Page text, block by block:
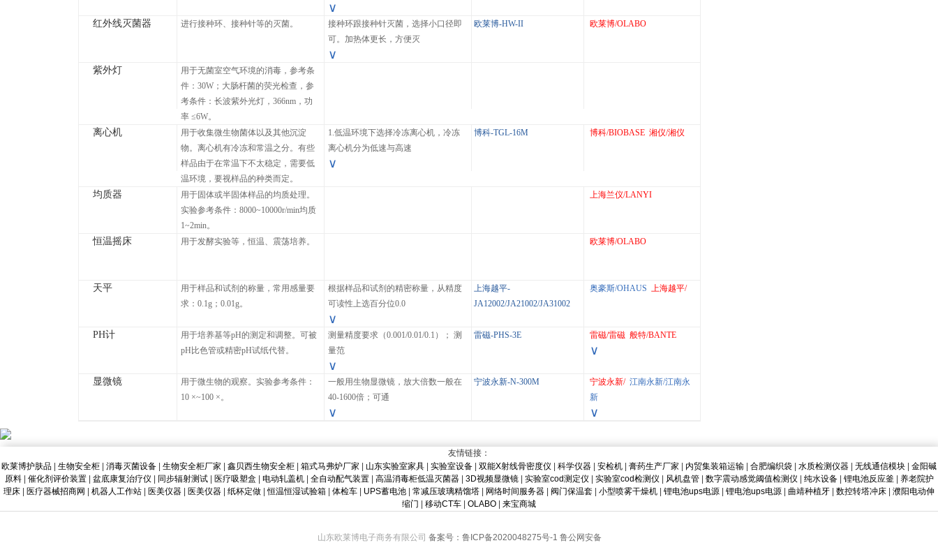
∨
红外线灭菌器 进行接种环、接种针等的灭菌。
接种环跟接种针灭菌，选择小口径即
可。加热体更长，方便灭
∨
欧莱博-HW-II 欧莱博/OLABO
紫外灯
用于无菌室空气环境的消毒，参考条
件：30W；大肠杆菌的荧光检查，参
考条件：长波紫外光灯，366nm，功
率 ≤6W。
离心机
用于收集微生物菌体以及其他沉淀
物。离心机有冷冻和常温之分。有些
样品由于在常温下不太稳定，需要低
温环境，要视样品的种类而定。
1.低温环境下选择冷冻离心机，冷冻
离心机分为低速与高速
∨
博科-TGL-16M 博科/BIOBASE 湘仪/湘仪
均质器
用于固体或半固体样品的均质处理。
实验参考条件：8000~10000r/min均质
1~2min。
上海兰仪/LANYI
恒温摇床 用于发酵实验等，恒温、震荡培养。 欧莱博/OLABO
天平
用于样品和试剂的称量，常用感量要
求：0.1g；0.01g。
根据样品和试剂的精密称量，从精度
可读性上选百分位0.0
∨
上海越平-
JA12002/JA21002/JA31002
奥豪斯/OHAUS 上海越平/
PH计
用于培养基等pH的测定和调整。可被
pH比色管或精密pH试纸代替。
测量精度要求（0.001/0.01/0.1）； 测
量范
∨
雷磁-PHS-3E 雷磁/雷磁 般特/BANTE
∨
显微镜
用于微生物的观察。实验参考条件：
10 ×~100 ×。
一般用生物显微镜，放大倍数一般在
40-1600倍；可通
∨
宁波永新-N-300M 宁波永新/ 江南永新/江南永
新
∨
友情链接：
欧莱博护肤品
生物安全柜 消毒灭菌设备 生物安全柜厂家 鑫贝西生物安全柜 箱式马弗炉厂家 山东实验室家具 实验室设备 双能X射线骨密度仪 科学仪器 安检机 膏药生产厂家 内贸集装箱运输 合肥编织袋 水质检测仪器 无线通信模块
金阳碱
原料
催化剂评价装置 盆底康复治疗仪 同步辐射测试 医疗吸塑盒 电动轧盖机 全自动配气装置 高温消毒柜低温灭菌器 3D视频显微镜 实验室cod测定仪 实验室cod检测仪 风机盘管 数字震动感觉阈值检测仪 纯水设备 锂电池反应釜
养老院护
理床
医疗器械招商网 机器人工作站 医美仪器 医美仪器 纸杯定做 恒温恒湿试验箱 体检车 UPS蓄电池 常减压玻璃精馏塔 网络时间服务器 阀门保温套 小型喷雾干燥机 锂电池ups电源 锂电池ups电源 曲靖种植牙 数控转塔冲床
濮阳电动伸
缩门
移动CT车 OLABO 来宝商城
山东欧莱博电子商务有限公司 备案号：鲁ICP备2020048275号-1 鲁公网安备